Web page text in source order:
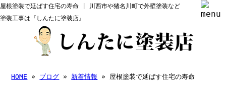
屋根塗装で延ばす住宅の寿命 | 川西市や猪名川町で外壁塗装など
塗装工事は『しんたに塗装店』
HOME » ブログ » 新着情報 » 屋根塗装で延ばす住宅の寿命